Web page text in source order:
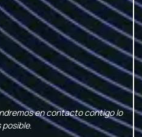
en contacto contigo lo
posible.